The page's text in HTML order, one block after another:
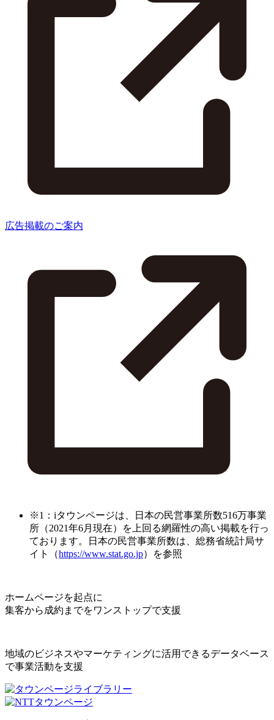
広告掲載のご案内
※1：iタウンページは、日本の民営事業所数516万事業
所（2021年6月現在）を上回る網羅性の高い掲載を行っ
ております。日本の民営事業所数は、総務省統計局サ
イト（https://www.stat.go.jp）を参照
ホームページを起点に
集客から成約までをワンストップで支援
地域のビジネスやマーケティングに活用できるデータベース
で事業活動を支援